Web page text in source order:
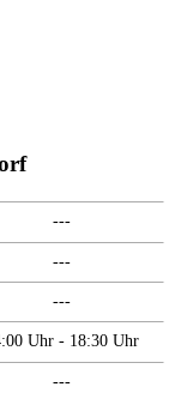
---
---
---
Uhr - 18:30 Uhr
---